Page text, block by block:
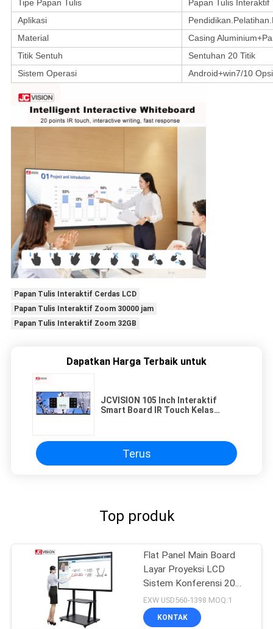
Tipe Papan Tulis
Papan Tulis Interaktif
Aplikasi
Material
Casing
Titik Sentuh
Sentuhan 20 Titik
Sistem Operasi
Android+win7/10
Papan Tulis Interaktif Cerdas LCD
Papan Tulis Interaktif Zoom 30000 jam
Papan Tulis Interaktif Zoom 32GB
Dapatkan Harga Terbaik untuk
JCVISION 105 Inch Interaktif
Smart Board IR Touch Kelas
Terus
Top produk
Flat Panel Main Board
Layar Proyeksi LCD
Sistem Konferensi 20
Sentuh
EXW USD560-1398 MOQ:1
KONTAK